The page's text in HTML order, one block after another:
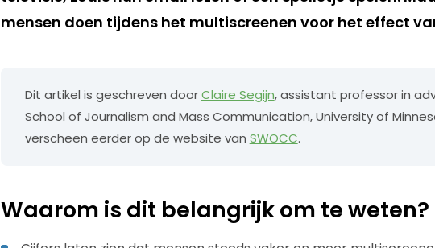
mensen doen tijdens het multiscreenen voor het effect
Dit artikel is geschreven doorClaire Segijn, assistant professor in
School of Journalism and Mass Communication, University of
verscheen eerder op de website van SWOCC.
Waarom is dit belangrijk om te weten?